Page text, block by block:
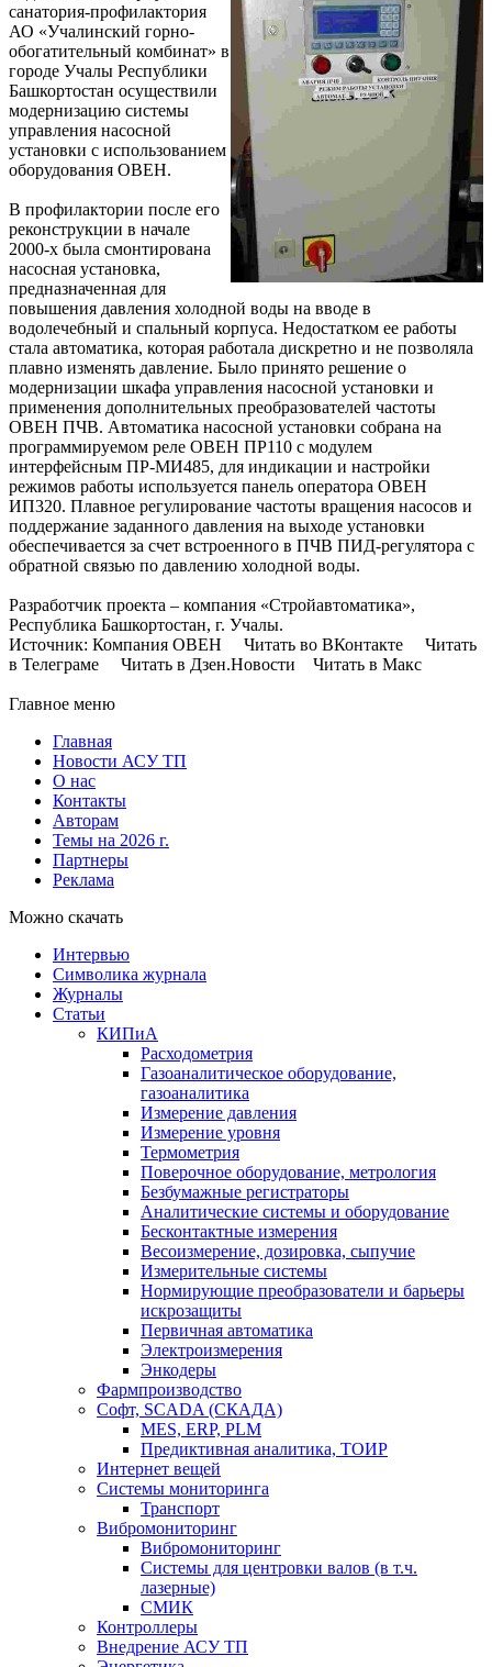
санатория-профилактория
АО «Учалинский горно-
обогатительный комбинат» в
городе Учалы Республики
Башкортостан осуществили
модернизацию системы
управления насосной
установки с использованием
оборудования ОВЕН.
В профилактории после его
реконструкции в начале
2000-х была смонтирована
насосная установка,
предназначенная для
повышения давления холодной воды на вводе в
водолечебный и спальный корпуса. Недостатком ее работы
стала автоматика, которая работала дискретно и не позволяла
плавно изменять давление. Было принято решение о
модернизации шкафа управления насосной установки и
применения дополнительных преобразователей частоты
ОВЕН ПЧВ. Автоматика насосной установки собрана на
программируемом реле ОВЕН ПР110 с модулем
интерфейсным ПР-МИ485, для индикации и настройки
режимов работы используется панель оператора ОВЕН
ИП320. Плавное регулирование частоты вращения насосов и
поддержание заданного давления на выходе установки
обеспечивается за счет встроенного в ПЧВ ПИД-регулятора с
обратной связью по давлению холодной воды.
Разработчик проекта – компания «Стройавтоматика»,
Республика Башкортостан, г. Учалы.
Источник: Компания ОВЕН Читать во ВКонтакте Читать
в Телеграме Читать в Дзен.Новости Читать в Макс
Главное меню
Главная
Новости АСУ ТП
О нас
Контакты
Авторам
Темы на 2026 г.
Партнеры
Реклама
Можно скачать
Интервью
Символика журнала
Журналы
Статьи
КИПиА
Расходометрия
Газоаналитическое оборудование,
газоаналитика
Измерение давления
Измерение уровня
Термометрия
Поверочное оборудование, метрология
Безбумажные регистраторы
Аналитические системы и оборудование
Бесконтактные измерения
Весоизмерение, дозировка, сыпучие
Измерительные системы
Нормирующие преобразователи и барьеры
искрозащиты
Первичная автоматика
Электроизмерения
Энкодеры
Фармпроизводство
Софт, SCADA (СКАДА)
MES, ERP, PLM
Предиктивная аналитика, ТОИР
Интернет вещей
Системы мониторинга
Транспорт
Вибромониторинг
Вибромониторинг
Системы для центровки валов (в т.ч.
лазерные)
СМИК
Контроллеры
Внедрение АСУ ТП